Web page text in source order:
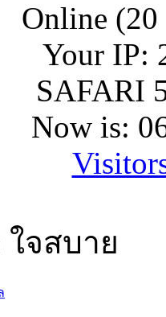
Online (20
Your IP:
SAFARI
Now is:
ใจสบาย